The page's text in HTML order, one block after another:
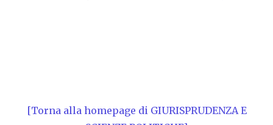
[Torna alla homepage di GIURISPRUDENZA E